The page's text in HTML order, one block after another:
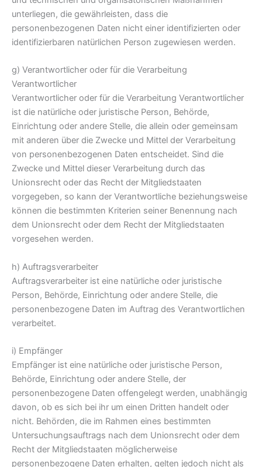
unterliegen, die gewährleisten, dass die
personenbezogenen Daten nicht einer identifizierten oder
identifizierbaren natürlichen Person zugewiesen werden.
g) Verantwortlicher oder für die Verarbeitung
Verantwortlicher
Verantwortlicher oder für die Verarbeitung Verantwortlicher
ist die natürliche oder juristische Person, Behörde,
Einrichtung oder andere Stelle, die allein oder gemeinsam
mit anderen über die Zwecke und Mittel der Verarbeitung
von personenbezogenen Daten entscheidet. Sind die
Zwecke und Mittel dieser Verarbeitung durch das
Unionsrecht oder das Recht der Mitgliedstaaten
vorgegeben, so kann der Verantwortliche beziehungsweise
können die bestimmten Kriterien seiner Benennung nach
dem Unionsrecht oder dem Recht der Mitgliedstaaten
vorgesehen werden.
h) Auftragsverarbeiter
Auftragsverarbeiter ist eine natürliche oder juristische
Person, Behörde, Einrichtung oder andere Stelle, die
personenbezogene Daten im Auftrag des Verantwortlichen
verarbeitet.
i) Empfänger
Empfänger ist eine natürliche oder juristische Person,
Behörde, Einrichtung oder andere Stelle, der
personenbezogene Daten offengelegt werden, unabhängig
davon, ob es sich bei ihr um einen Dritten handelt oder
nicht. Behörden, die im Rahmen eines bestimmten
Untersuchungsauftrags nach dem Unionsrecht oder dem
Recht der Mitgliedstaaten möglicherweise
personenbezogene Daten erhalten, gelten jedoch nicht als